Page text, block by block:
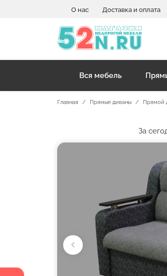
О нас Доставка и оплата
Вся мебель
Главная Прямые диваны Прямой
За